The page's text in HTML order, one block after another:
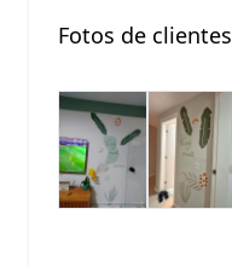
Fotos de clientes